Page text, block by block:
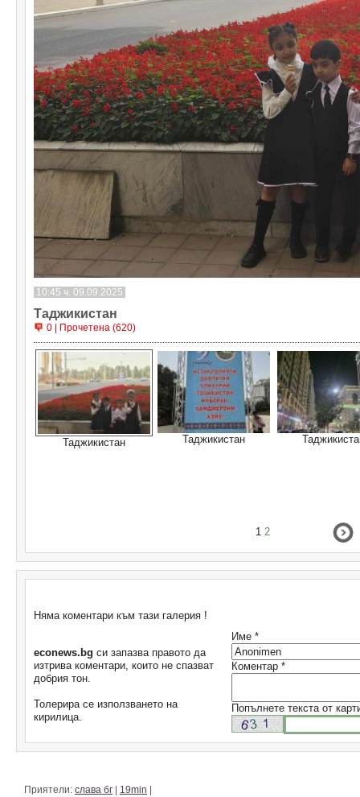
10:45 ч. 09.09.2025
Таджикистан
0 | Прочетена (620)
Таджикистан Таджикистан
1 2
Няма коментари към тази галерия !
econews.bg си запазва правото да
изтрива коментари, които не спазват
добрия тон.
Толерира се използването на
кирилица.
Име *
Коментар *
Попълнете текста от
Приятели: слава бг 19min